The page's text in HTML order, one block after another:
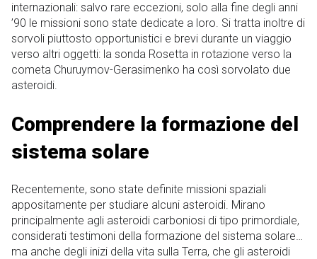
internazionali: salvo rare eccezioni, solo alla fine degli anni
’90 le missioni sono state dedicate a loro. Si tratta inoltre di
sorvoli piuttosto opportunistici e brevi durante un viaggio
verso altri oggetti: la sonda Rosetta in rotazione verso la
cometa Churuymov-Gerasimenko ha così sorvolato due
asteroidi.
Comprendere la formazione del
sistema solare
Recentemente, sono state definite missioni spaziali
appositamente per studiare alcuni asteroidi. Mirano
principalmente agli asteroidi carboniosi di tipo primordiale,
considerati testimoni della formazione del sistema solare…
ma anche degli inizi della vita sulla Terra, che gli asteroidi